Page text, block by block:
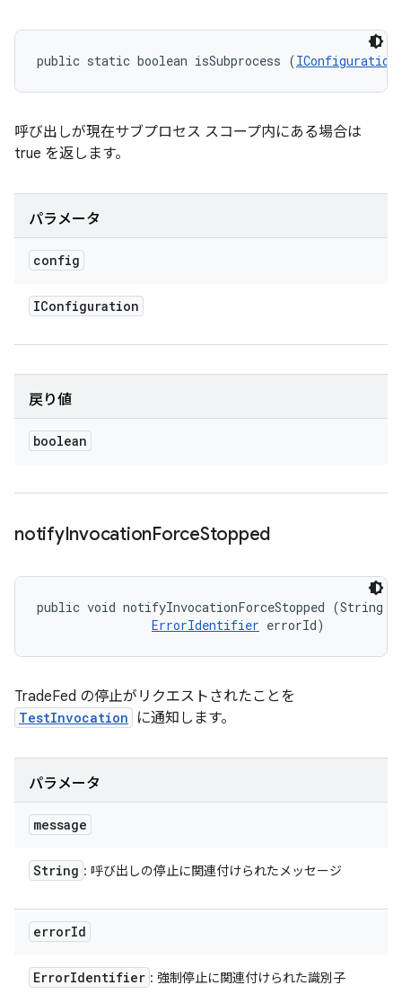
public static boolean isSubprocess (IConfiguration
呼び出しが現在サブプロセス スコープ内にある場合は
true を返します。
パラメータ
config
IConfiguration
戻り値
boolean
notifyInvocationForceStopped
public void notifyInvocationForceStopped (String
ErrorIdentifier errorId)
TradeFed の停止がリクエストされたことを
TestInvocation に通知します。
パラメータ
message
String : 呼び出しの停止に関連付けられたメッセージ
errorId
ErrorIdentifier : 強制停止に関連付けられた識別子